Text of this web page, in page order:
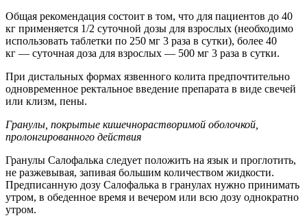
Общая рекомендация состоит в том, что для пациентов до 40
кг применяется 1/2 суточной дозы для взрослых (необходимо
использовать таблетки по 250 мг 3 раза в сутки), более 40
кг — суточная доза для взрослых — 500 мг 3 раза в сутки.
При дистальных формах язвенного колита предпочтительно
одновременное ректальное введение препарата в виде свечей
или клизм, пены.
Гранулы, покрытые кишечнорастворимой оболочкой,
пролонгированного действия
Гранулы Салофалька следует положить на язык и проглотить,
не разжевывая, запивая большим количеством жидкости.
Предписанную дозу Салофалька в гранулах нужно принимать
утром, в обеденное время и вечером или всю дозу однократно
утром.